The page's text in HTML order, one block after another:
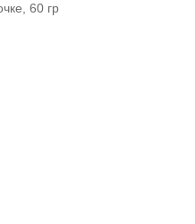
60 гр